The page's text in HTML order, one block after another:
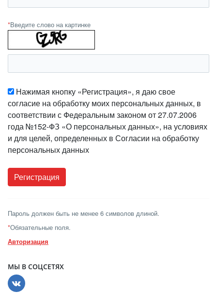
*Введите слово на картинке
Нажимая кнопку «Регистрация», я даю свое
согласие на обработку моих персональных данных, в
соответствии с Федеральным законом от 27.07.2006
года №152-ФЗ «О персональных данных», на условиях
и для целей, определенных в Согласии на обработку
персональных данных
Пароль должен быть не менее 6 символов длиной.
*Обязательные поля.
Авторизация
МЫ В СОЦСЕТЯХ